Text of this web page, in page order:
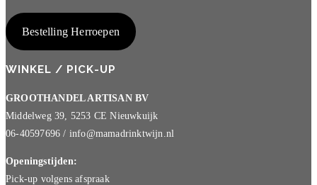
Bestelling Herroepen
WINKEL / PICK-UP
GROOTHANDEL ARTISAN BV
Middelweg 39, 5253 CE Nieuwkuijk
06-40597696 / info@mamadrinktwijn.nl
Openingstijden:
Pick-up volgens afspraak